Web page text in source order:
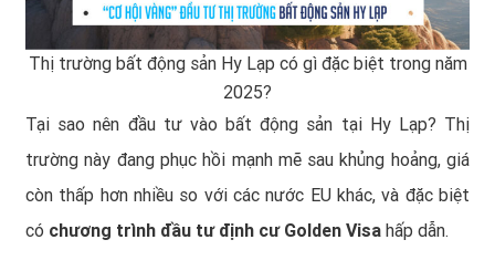
Thị trường bất động sản Hy Lạp có gì đặc biệt trong năm
2025?
Tại sao nên đầu tư vào bất động sản tại Hy Lạp? Thị
trường này đang phục hồi mạnh mẽ sau khủng hoảng, giá
còn thấp hơn nhiều so với các nước EU khác, và đặc biệt
có chương trình đầu tư định cư Golden Visa hấp dẫn.